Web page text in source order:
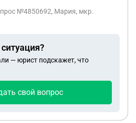
ли мы без неë подать
№4850692, Мария, мкр.
— юрист подскажет, что
свой вопрос